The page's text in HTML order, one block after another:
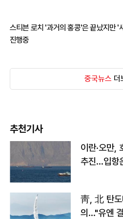
스티븐 로치 '과거의 홍콩'은 끝났지만 '
진행중
중국뉴스 더
추천기사
이란·오만,
추진…입항
靑, 北 탄도
의…"유엔